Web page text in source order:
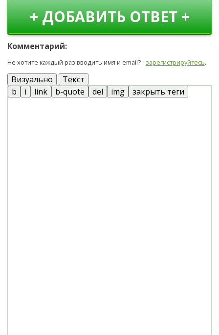
+ ДОБАВИТЬ ОТВЕТ +
Комментарий:
Не хотите каждый раз вводить имя и email? - зарегистрируйтесь.
Визуально Текст